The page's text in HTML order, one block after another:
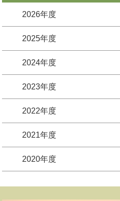
2026年度
2025年度
2024年度
2023年度
2022年度
2021年度
2020年度